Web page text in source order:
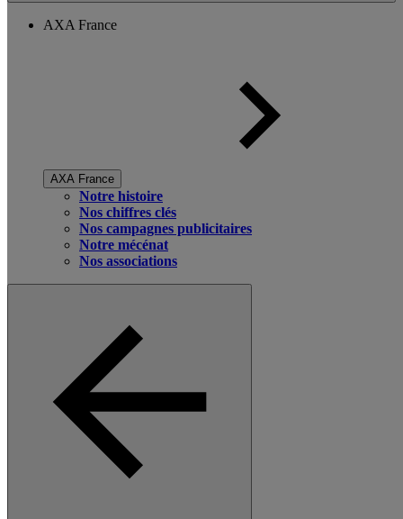
AXA France
AXA France
Notre histoire
Nos chiffres clés
Nos campagnes publicitaires
Notre mécénat
Nos associations